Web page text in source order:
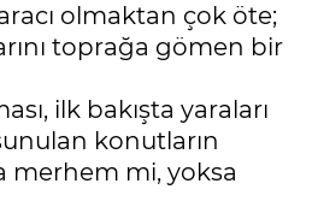
olmaktan çok öte;
toprağa gömen bir
ilk bakışta yaraları
konutların
merhem mi, yoksa